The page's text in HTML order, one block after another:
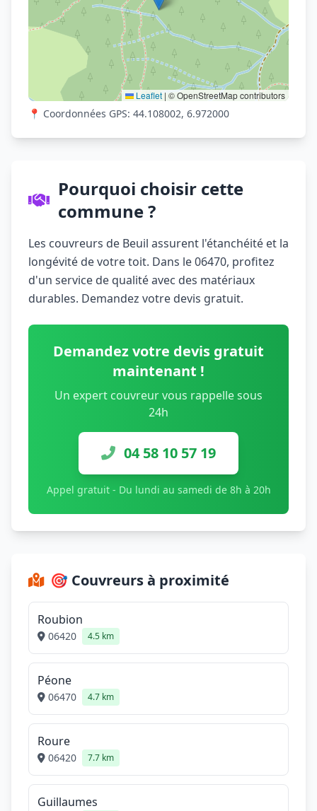
Leaflet | © OpenStreetMap contributors
📍 Coordonnées GPS: 44.108002, 6.972000
Pourquoi choisir cette
commune ?
Les couvreurs de Beuil assurent l'étanchéité et la
longévité de votre toit. Dans le 06470, profitez
d'un service de qualité avec des matériaux
durables. Demandez votre devis gratuit.
Demandez votre devis gratuit
maintenant !
Un expert couvreur vous rappelle sous
24h
04 58 10 57 19
Appel gratuit - Du lundi au samedi de 8h à 20h
🎯 Couvreurs à proximité
Roubion
06420 4.5 km
Péone
06470 4.7 km
Roure
06420 7.7 km
Guillaumes